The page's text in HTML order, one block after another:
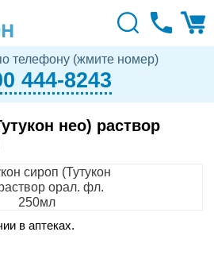
телефону (жмите номер)
444-8243
нео) раствор
в аптеках.